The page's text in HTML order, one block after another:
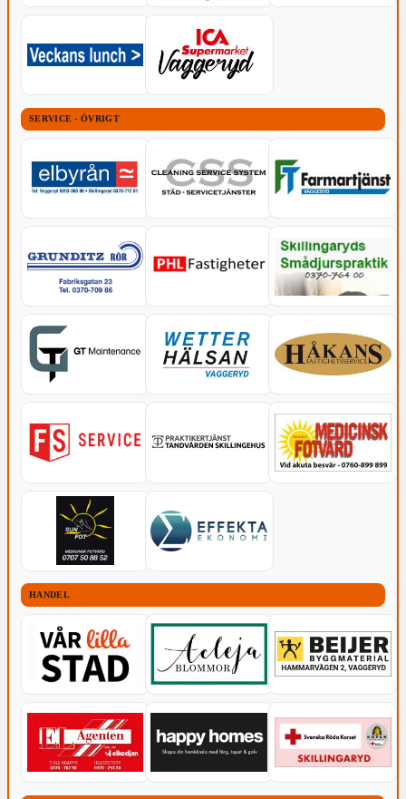
SERVICE - ÖVRIGT
HANDEL